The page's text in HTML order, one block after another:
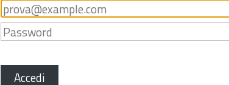
Accedi